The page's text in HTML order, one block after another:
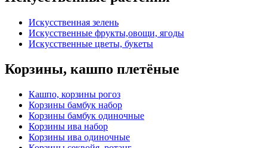
Искусственная зелень
Искусственные фрукты,овощи, ягоды
Искусственные цветы, букеты
Корзины, кашпо плетёные
Кашпо, корзины рогоз
Корзины бамбук набор
Корзины бамбук одиночные
Корзины ива набор
Корзины ива одиночные